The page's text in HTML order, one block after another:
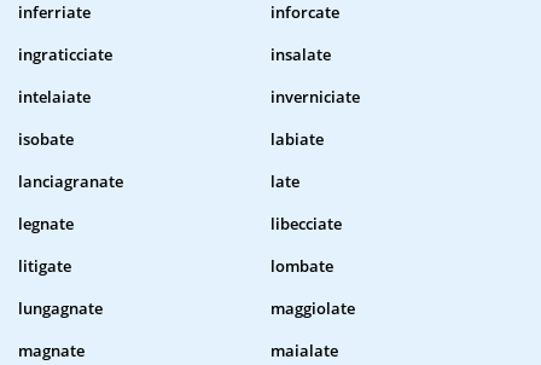
inferriate
inforcate
ingraticciate
insalate
intelaiate
inverniciate
isobate
labiate
lanciagranate
late
legnate
libecciate
litigate
lombate
lungagnate
maggiolate
magnate
maialate